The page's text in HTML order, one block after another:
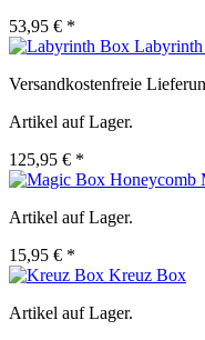
53,95 € *
Versandkostenfreie
Artikel auf Lager.
125,95 € *
Artikel auf Lager.
15,95 € *
Kreuz Box
Artikel auf Lager.